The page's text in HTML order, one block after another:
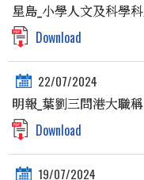
星島_小學人文及科學
Download
22/07/2024
明報_葉劉三問港大職
Download
19/07/2024